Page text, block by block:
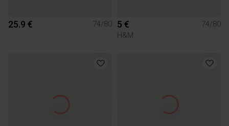
25.9 € 74/80 5 €
74/80
H&M